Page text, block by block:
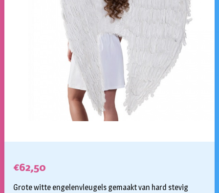
€62,50
Grote witte engelenvleugels gemaakt van hard stevig